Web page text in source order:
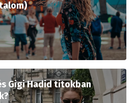
Gigi Hadid titokban